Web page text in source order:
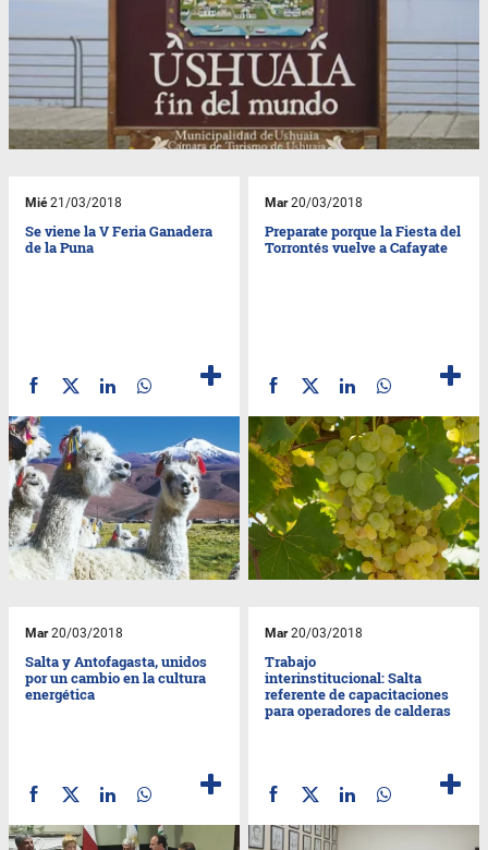
Mié21/03/2018
Se viene la V Feria Ganadera
de la Puna
Mar20/03/2018
Preparate porque la Fiesta del
Torrontés vuelve a Cafayate
Mar20/03/2018
Salta y Antofagasta, unidos
por un cambio en la cultura
energética
Mar20/03/2018
Trabajo
interinstitucional: Salta
referente de capacitaciones
para operadores de calderas